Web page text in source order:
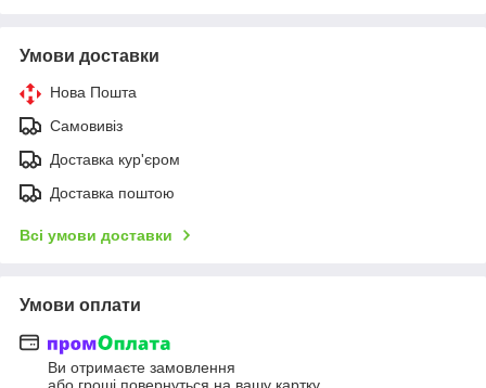
Умови доставки
Нова Пошта
Самовивіз
Доставка кур'єром
Доставка поштою
Всі умови доставки
Умови оплати
Ви отримаєте замовлення